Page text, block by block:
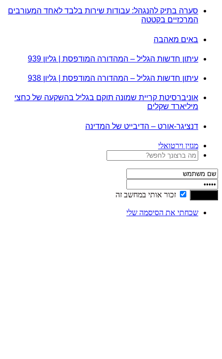
סערה בתיק להנגהל: עבודות שירות בלבד לאחד המעורבים
המרכזיים בקטטה
באים מאהבה
עיתון חדשות הגליל – המהדורה המודפסת | גליון 939
עיתון חדשות הגליל – המהדורה המודפסת | גליון 938
אוניברסיטת קריית שמונה תוקם בגליל בהשקעה של כחצי
מיליארד שקלים
דנציגר-אורט – הדיבייט של המדינה
מגזין וירטואלי
זכור אותי במחשב זה
שכחתי את הסיסמה שלי